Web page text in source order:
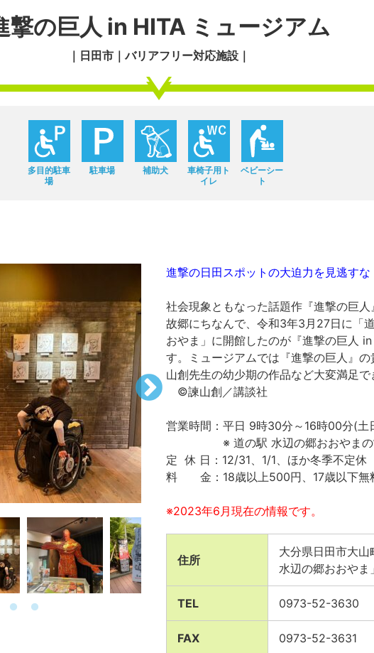
撃の巨人 in HITA ミュージアム
｜日田市｜バリアフリー対応施設｜
多目的駐車
場
駐車場 補助犬
車椅子用ト
イレ
ベビーシー
ト
進撃の日田スポットの大迫力を見逃すな
社会現象ともなった話題作『進撃の巨
故郷にちなんで、令和3年3月27日に「
おやま」に開館したのが『進撃の巨人
す。ミュージアムでは『進撃の巨人』
山創先生の幼少期の作品など大変満足で
©諫山創／講談社
営業時間：平日 9時30分～16時00分(
※ 道の駅 水辺の郷おおやまの営
定 休 日：12/31、1/1、ほか冬季不定休
料 金：18歳以上500円、17歳以下無
※2023年6月現在の情報です。
住所
大分県日田市大
水辺の郷おおやま
TEL 0973-52-3630
FAX 0973-52-3631